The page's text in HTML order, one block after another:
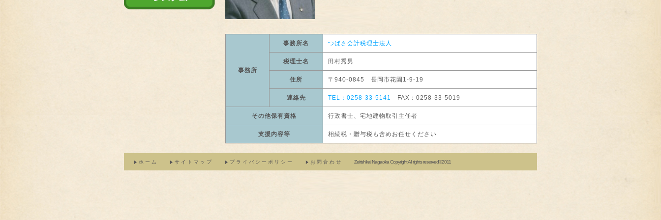
事務所
事務所名 つばさ会計税理士法人
税理士名 田村秀男
住所 〒940-0845 長岡市花園1-9-19
連絡先 TEL：0258-33-5141 FAX：0258-33-5019
その他保有資格 行政書士、宅地建物取引主任者
支援内容等 相続税・贈与税も含めお任せください
ホーム サイトマップ プライバシーポリシー お問合わせ Zeirishikai Nagaoka Copyright All rights reserved©2011